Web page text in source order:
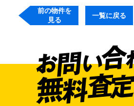
前の物件を
見る
一覧に戻る